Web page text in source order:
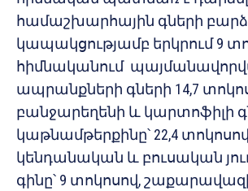
համաշխարհային գների
կապակցությամբ երկրում 9
հիմնականում
ապրանքների գների 14,7
բանջարեղենի և կարտոֆիլի
կաթնամթերքինը՝ 22,4
կենդանական և բուսական
գինը՝ 9 տոկոսով,